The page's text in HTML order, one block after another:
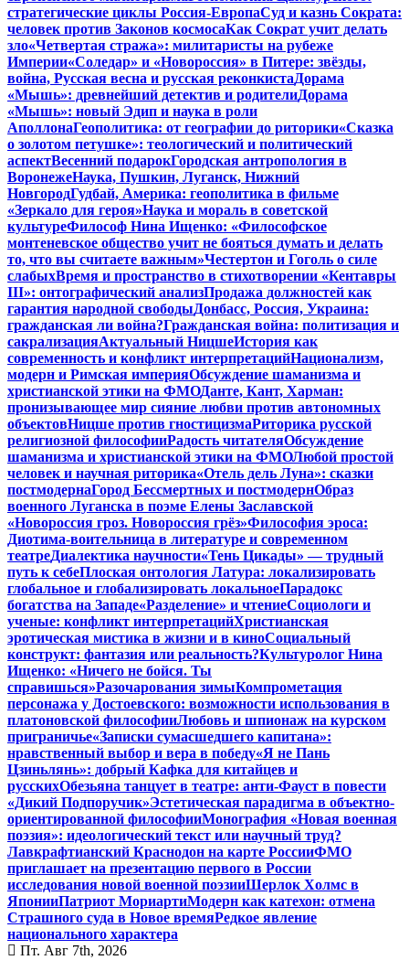
стратегические циклы Россия-ЕвропаСуд и казнь Сократа:
человек против Законов космосаКак Сократ учит делать
зло«Четвертая стража»: милитаристы на рубеже
Империи«Соледар» и «Новороссия» в Питере: звёзды,
война, Русская весна и русская реконкистаДорама
«Мышь»: древнейший детектив и родителиДорама
«Мышь»: новый Эдип и наука в роли
АполлонаГеополитика: от географии до риторики«Сказка
о золотом петушке»: теологический и политический
аспектВесенний подарокГородская антропология в
ВоронежеНаука, Пушкин, Луганск, Нижний
НовгородГудбай, Америка: геополитика в фильме
«Зеркало для героя»Наука и мораль в советской
культуреФилософ Нина Ищенко: «Философское
монтеневское общество учит не бояться думать и делать
то, что вы считаете важным»Честертон и Гоголь о силе
слабыхВремя и пространство в стихотворении «Кентавры
III»: онтографический анализПродажа должностей как
гарантия народной свободыДонбасс, Россия, Украина:
гражданская ли война?Гражданская война: политизация и
сакрализацияАктуальный НицшеИстория как
современность и конфликт интерпретацийНационализм,
модерн и Римская империяОбсуждение шаманизма и
христианской этики на ФМОДанте, Кант, Харман:
пронизывающее мир сияние любви против автономных
объектовНицше против гностицизмаРиторика русской
религиозной философииРадость читателяОбсуждение
шаманизма и христианской этики на ФМОЛюбой простой
человек и научная риторика«Отель дель Луна»: сказки
постмодернаГород Бессмертных и постмодернОбраз
военного Луганска в поэме Елены Заславской
«Новороссия гроз. Новороссия грёз»Философия эроса:
Диотима-воительница в литературе и современном
театреДиалектика научности«Тень Цикады» — трудный
путь к себеПлоская онтология Латура: локализировать
глобальное и глобализировать локальноеПарадокс
богатства на Западе«Разделение» и чтениеСоциологи и
ученые: конфликт интерпретацийХристианская
эротическая мистика в жизни и в киноСоциальный
конструкт: фантазия или реальность?Культуролог Нина
Ищенко: «Ничего не бойся. Ты
справишься»Разочарования зимыКомпрометация
персонажа у Достоевского: возможности использования в
платоновской философииЛюбовь и шпионаж на курском
приграничье«Записки сумасшедшего капитана»:
нравственный выбор и вера в победу«Я не Пань
Цзиньлянь»: добрый Кафка для китайцев и
русскихОбезьяна танцует в театре: анти-Фауст в повести
«Дикий Подпоручик»Эстетическая парадигма в объектно-
ориентированной философииМонография «Новая военная
поэзия»: идеологический текст или научный труд?
Лавкрафтианский Краснодон на карте РоссииФМО
приглашает на презентацию первого в России
исследования новой военной поэзииШерлок Холмс в
ЯпонииПатриот МориартиМодерн как катехон: отмена
Страшного суда в Новое времяРедкое явление
национального характера
Пт. Авг 7th, 2026